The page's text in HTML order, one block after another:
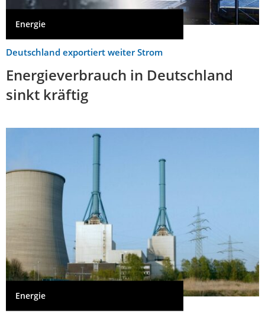
Energie
Deutschland exportiert weiter Strom
Energieverbrauch in Deutschland
sinkt kräftig
Energie